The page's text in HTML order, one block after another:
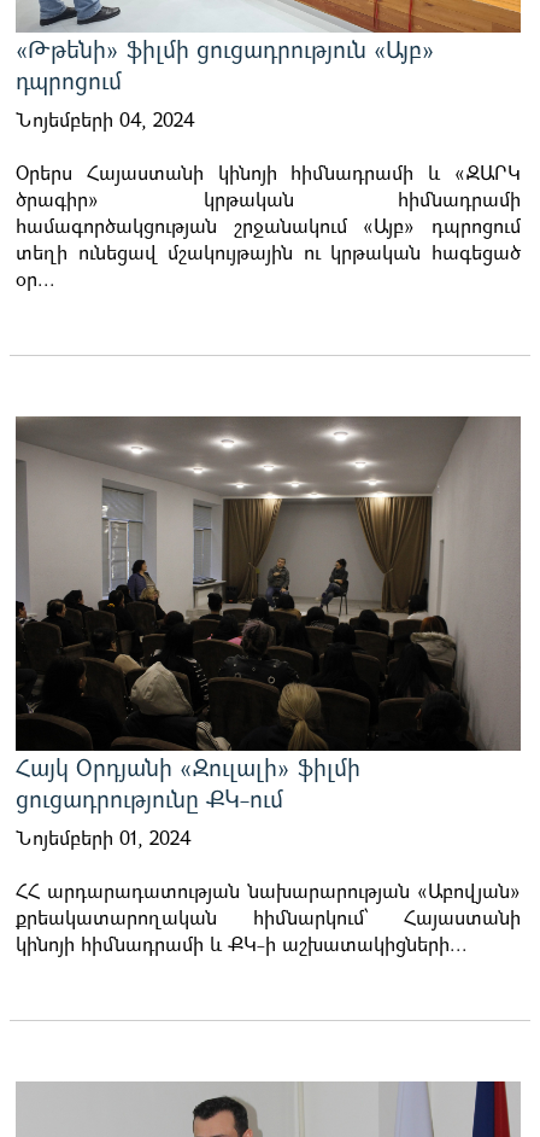
«Թթենի» ֆիլմի ցուցադրություն «Այբ»
դպրոցում
Նոյեմբերի 04, 2024
Օրերս Հայաստանի կինոյի հիմնադրամի և «ԶԱՐԿ
ծրագիր» կրթական հիմնադրամի
համագործակցության շրջանակում «Այբ» դպրոցում
տեղի ունեցավ մշակույթային ու կրթական հագեցած
օր...
Հայկ Օրդյանի «Զուլալի» ֆիլմի
ցուցադրությունը ՔԿ-ում
Նոյեմբերի 01, 2024
ՀՀ արդարադատության նախարարության «Աբովյան»
քրեակատարողական հիմնարկում՝ Հայաստանի
կինոյի հիմնադրամի և ՔԿ-ի աշխատակիցների...